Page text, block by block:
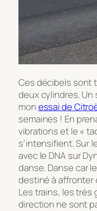
Ces décibels sont
deux cylindres. Un
monessai de
semaines ! En
vibrations et le «
s’intensifient. Sur
avec le DNA sur
danse. Danse car
destiné à affronter
Les trains, les très
direction ne sont